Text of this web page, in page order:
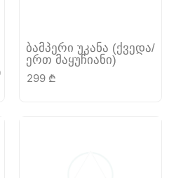
ბამპერი უკანა (ქვედა/
ერთ მაყუჩიანი)
299 ₾